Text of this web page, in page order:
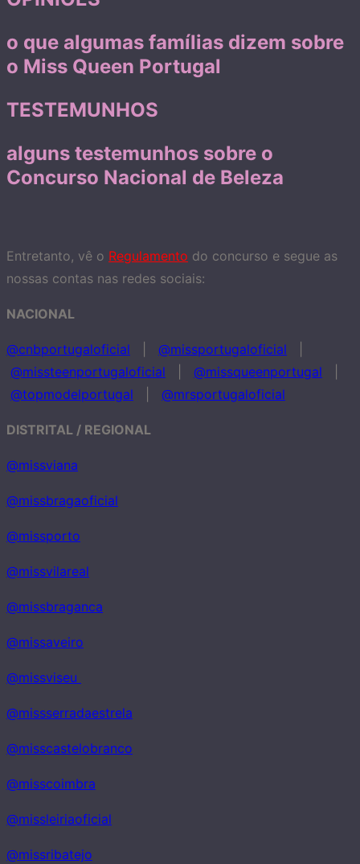
o que algumas famílias dizem sobre
o Miss Queen Portugal
TESTEMUNHOS
alguns testemunhos sobre o
Concurso Nacional de Beleza
Entretanto, vê o Regulamento do concurso e segue as
nossas contas nas redes sociais:
NACIONAL
@cnbportugaloficial @missportugaloficial
@missteenportugaloficial
@missqueenportugal
@topmodelportugal
@mrsportugaloficial
DISTRITAL / REGIONAL
@missviana
@missbragaoficial
@missporto
@missvilareal
@missbraganca
@missaveiro
@missviseu
@missserradaestrela
@misscastelobranco
@misscoimbra
@missleiriaoficial
@missribatejo